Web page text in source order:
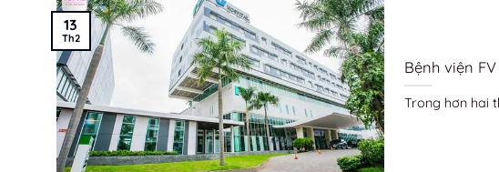
Bệnh viện
Trong hơn hai
13
Th2